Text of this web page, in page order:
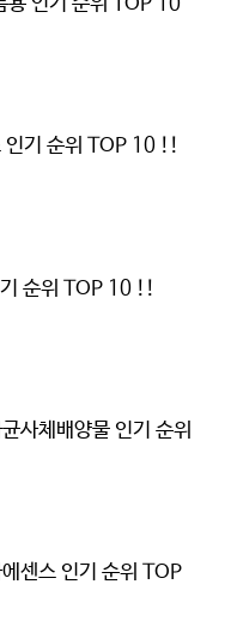
인기 순위 TOP 10 !!
순위 TOP 10 !!
사체배양물 인기 순위
센스 인기 순위 TOP